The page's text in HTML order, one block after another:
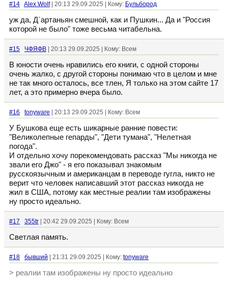
#14 Alex Wolf| 20:13 29.09.2025 | Кому: Бульбород
уж да, Д`артаньян смешной, как и Пушкин... Да и "Россия
которой не было" тоже весьма читабельна.
#15 ЧФЯФВ | 20:13 29.09.2025 | Кому: Всем
В юности очень нравились его книги, с одной стороны
очень жалко, с другой стороны понимаю что в целом и мне
не так много осталось, все тлен, Я только на этом сайте 17
лет, а это примерно вчера было.
#16 tonyware | 20:13 29.09.2025 | Кому: Всем
У Бушкова еще есть шикарные ранние повести:
"Великолепные гепарды", "Дети тумана", "Нелетная
погода".
И отдельно хочу порекомендовать рассказ "Мы никогда не
звали его Джо" - я его показывал знакомым
русскоязычным и американцам в переводе гугла, никто не
верит что человек написавший этот рассказ никогда не
жил в США, потому как местные реалии там изображены
ну просто идеально.
#17 355tr | 20:42 29.09.2025 | Кому: Всем
Светлая память.
#18 бывший | 21:31 29.09.2025 | Кому: tonyware
> реалии там изображены ну просто идеально